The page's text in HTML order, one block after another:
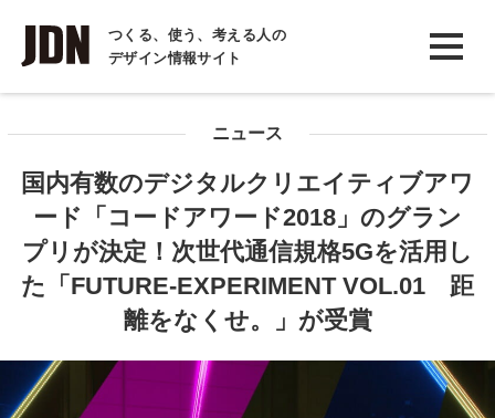
つくる、使う、考える人の
デザイン情報サイト
INTERVIEW
インタビュー
COLUMN
コラム
ニュース
国内有数のデジタルクリエイティブアワ
ード「コードアワード2018」のグラン
プリが決定！次世代通信規格5Gを活用し
た「FUTURE-EXPERIMENT VOL.01 距
離をなくせ。」が受賞